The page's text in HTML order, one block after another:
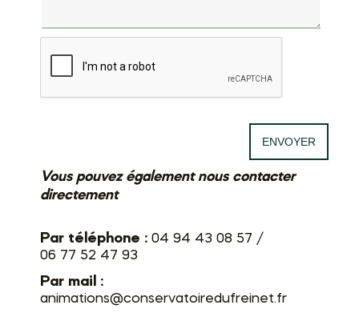
Vous pouvez également nous contacter
directement
Par téléphone : 04 94 43 08 57 /
06 77 52 47 93
Par mail :
animations@conservatoiredufreinet.fr